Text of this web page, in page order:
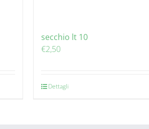
secchio lt 10
€2,50
Dettagli